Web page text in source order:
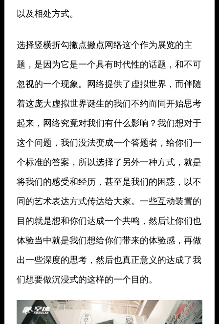
以及相处方式。
选择竖横折勾撇点撇点网络这个作为展览的主
题，是因为它是一个具有时代性的话题，和不可
忽视的一个现象。网络提供了虚拟世界，而伴随
着这庞大虚拟世界诞生的我们不约而同开始思考
起来，网络究竟对我们有什么影响？我们想对于
这个问题，我们没法变成一个答题者，给你们一
个标准的答案，所以选择了另外一种方式，就是
将我们的感受和经历，甚至是我们的困惑，以不
同的艺术表达方式传达给大家。一些互动装置的
目的就是想和你们达成一个共鸣，然后让你们也
体验当中就是我们想给你们带来的体验感，再做
出一些深度的思考，然后也真正意义的达成了我
们想要做沉浸式的这样的一个目的。